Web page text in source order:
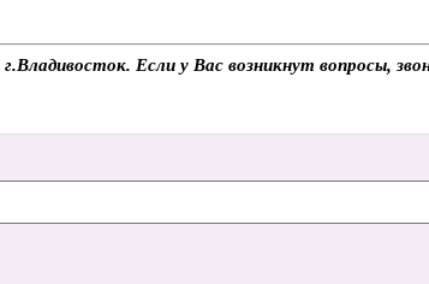
Если у Вас возникнут вопросы,